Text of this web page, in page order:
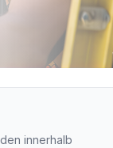
innerhalb